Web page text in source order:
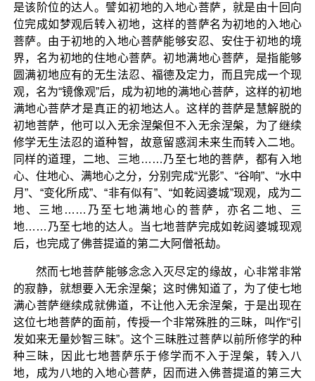
是该阶位的达人。譬如初地的入地心菩萨，就是由十回向
位完成如梦观后转入初地，这样的菩萨名为初地的入地心
菩萨。由于初地的入地心菩萨能够安忍、安住于初地的境
界，名为初地的住地心菩萨。初地满地心菩萨，是指能够
圆满初地应有的无生法忍、福德及定力，而且完成一个现
观，名为“镜像观”后，成为初地的满地心菩萨，这样的初地
满地心菩萨才是真正的初地达人。这样的菩萨是慧解脱的
初地菩萨，他可以入无余涅槃但不入无余涅槃，为了继续
修学无生法忍的道种智，故意留惑润未来生而转入二地。
同样的道理，二地、三地……乃至七地的菩萨，都有入地
心、住地心、满地心之分，分别完成“光影”、“谷响”、“水中
月”、“变化所成”、“非有似有”、“如乾闼婆城”现观，成为二
地、三地……乃至七地满地心的菩萨，亦名二地、三
地……乃至七地的达人。当七地菩萨完成如乾闼婆城现观
后，也完成了佛菩提道的第二大阿僧祇劫。
然而七地菩萨能够念念入灭尽定的缘故，心非常非常
的寂静，就想要入无余涅槃；这时佛知道了，为了使七地
满心菩萨继续成就佛道，不让他入无余涅槃，于是出现在
这位七地菩萨的面前，传授一个非常殊胜的三昧，叫作“引
发如来无量妙智三昧”。这个三昧胜过菩萨以前所修学的种
种三昧，因此七地菩萨乐于修学而不入于涅槃，转入八
地，成为八地的入地心菩萨，因而进入佛菩提道的第三大